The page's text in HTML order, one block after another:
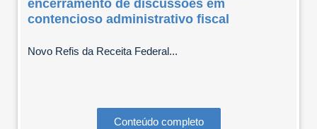
encerramento de discussões em
contencioso administrativo fiscal
Novo Refis da Receita Federal...
Conteúdo completo